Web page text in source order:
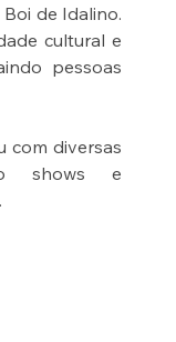
de Idalino.
cultural e
pessoas
com diversas
shows e